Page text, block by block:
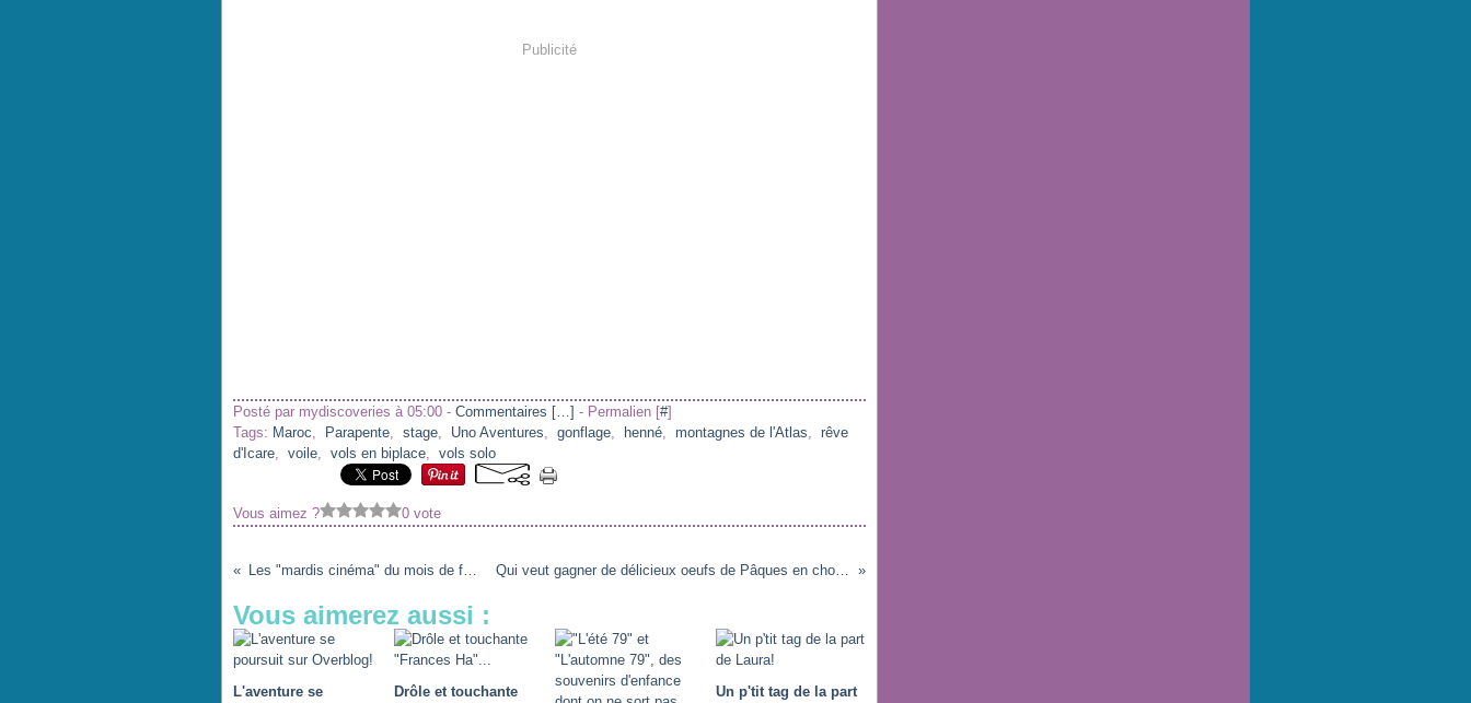
Publicité
Posté par mydiscoveries à 05:00 - Commentaires […] - Permalien [#]
Tags: Maroc, Parapente, stage, Uno Aventures, gonflage, henné, montagnes de l'Atlas, rêve
d'Icare, voile, vols en biplace, vols solo
Vous aimez ? 0 vote
Les "mardis cinéma" du mois de février Qui veut gagner de délicieux oeufs de Pâques en chocolat?
Vous aimerez aussi :
L'aventure se
Drôle et touchante
Un p'tit tag de la part